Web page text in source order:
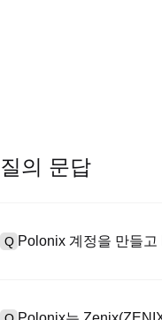
질의 문답
Q Polonix 계정을 만들